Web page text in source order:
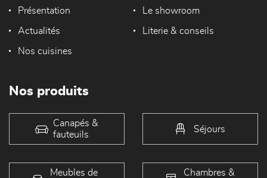
Présentation Le showroom
Actualités Literie & conseils
Nos cuisines
Nos produits
Canapés &
fauteuils
Séjours
Meubles de
Chambres &